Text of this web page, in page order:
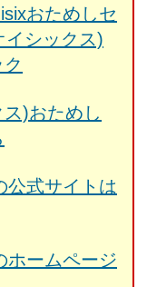
おためしセ
イシックス)
)おためし
公式サイトは
ホームページ